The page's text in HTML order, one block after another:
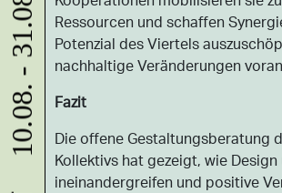
Ressourcen und schaffen
Potenzial des Viertels
nachhaltige Veränderungen
Fazit
Die offene Gestaltungsberatung
Kollektivs hat gezeigt, wie
ineinandergreifen und positive
10.08. - 31.08.